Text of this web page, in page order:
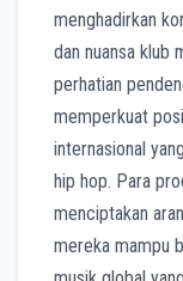
menghadirkan
dan nuansa klub
perhatian
memperkuat
internasional
hip hop. Para
menciptakan
mereka mampu